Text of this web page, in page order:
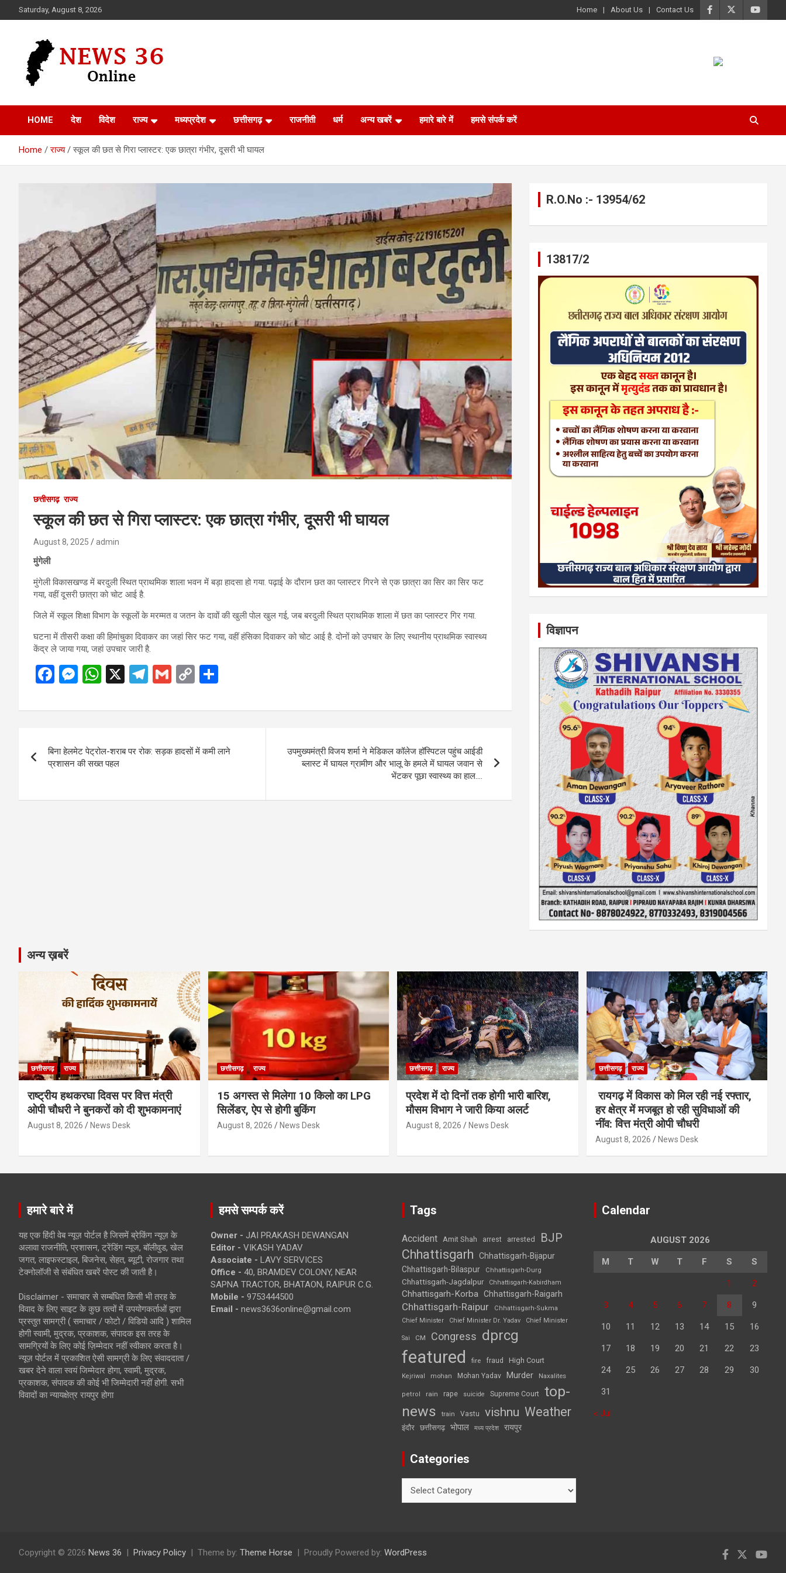
to
Saturday, August 8, 2026 Home About Us Contact Us
News 36
HOME देश विदेश राज्य मध्यप्रदेश छत्तीसगढ़ राजनीती धर्म अन्य खबरें हमारे बारे में हमसे संपर्क करें
Home राज्य स्कूल की छत से गिरा प्लास्टर: एक छात्रा गंभीर, दूसरी भी घायल
छत्तीसगढ़ राज्य
स्कूल की छत से गिरा प्लास्टर: एक छात्रा गंभीर, दूसरी भी घायल
August 8, 2025 admin
मुंगेली
मुंगेली विकासखण्ड में बरदुली स्थित प्राथमिक शाला भवन में बड़ा हादसा हो गया. पढ़ाई के दौरान छत का प्लास्टर गिरने से एक छात्रा का सिर का सिर फट
गया, वहीं दूसरी छात्रा को चोट आई है.
जिले में स्कूल शिक्षा विभाग के स्कूलों के मरम्मत व जतन के दावों की खुली पोल खुल गई, जब बरदुली स्थित प्राथमिक शाला में छत का प्लास्टर गिर गया.
घटना में तीसरी कक्षा की हिमांचुका दिवाकर का जहां सिर फट गया, वहीं हंसिका दिवाकर को चोट आई है. दोनों को उपचार के लिए स्थानीय प्राथमिक स्वास्थ्य
केंद्र ले जाया गया, जहां उपचार जारी है.
F
ce
o
o
M
se
g
er
W
at
A
p
X
T
e
a
G
ail
C
py
n
ar
navigation
बिना हेलमेट पेट्रोल-शराब पर रोक: सड़क हादसों में कमी लाने
प्रशासन की सख्त पहल
उपमुख्यमंत्री विजय शर्मा ने मेडिकल कॉलेज हॉस्पिटल पहुंच आईडी
ब्लास्ट में घायल ग्रामीण और भालू के हमले में घायल जवान से
भेंटकर पूछा स्वास्थ्य का हाल….
R.O.No :- 13954/62
13817/2
विज्ञापन
अन्य ख़बरें
छत्तीसगढ़ राज्य
राष्ट्रीय हथकरघा दिवस पर वित्त मंत्री
ओपी चौधरी ने बुनकरों को दी शुभकामनाएं
August 8, 2026 News Desk
छत्तीसगढ़ राज्य
15 अगस्त से मिलेगा 10 किलो का LPG
सिलेंडर, ऐप से होगी बुकिंग
August 8, 2026 News Desk
छत्तीसगढ़ राज्य
प्रदेश में दो दिनों तक होगी भारी बारिश,
मौसम विभाग ने जारी किया अलर्ट
August 8, 2026 News Desk
छत्तीसगढ़ राज्य
रायगढ़ में विकास को मिल रही नई रफ्तार,
हर क्षेत्र में मजबूत हो रही सुविधाओं की
नींव: वित्त मंत्री ओपी चौधरी
August 8, 2026 News Desk
हमारे बारे में
यह एक हिंदी वेब न्यूज़ पोर्टल है जिसमें ब्रेकिंग न्यूज़ के
अलावा राजनीति, प्रशासन, ट्रेंडिंग न्यूज, बॉलीवुड, खेल
जगत, लाइफस्टाइल, बिजनेस, सेहत, ब्यूटी, रोजगार तथा
टेक्नोलॉजी से संबंधित खबरें पोस्ट की जाती है।
Disclaimer - समाचार से सम्बंधित किसी भी तरह के
विवाद के लिए साइट के कुछ तत्वों में उपयोगकर्ताओं द्वारा
प्रस्तुत सामग्री ( समाचार / फोटो / विडियो आदि ) शामिल
होगी स्वामी, मुद्रक, प्रकाशक, संपादक इस तरह के
सामग्रियों के लिए कोई ज़िम्मेदार नहीं स्वीकार करता है।
न्यूज़ पोर्टल में प्रकाशित ऐसी सामग्री के लिए संवाददाता /
खबर देने वाला स्वयं जिम्मेदार होगा, स्वामी, मुद्रक,
प्रकाशक, संपादक की कोई भी जिम्मेदारी नहीं होगी. सभी
विवादों का न्यायक्षेत्र रायपुर होगा
हमसे सम्पर्क करें
Owner - JAI PRAKASH DEWANGAN
Editor - VIKASH YADAV
Associate - LAVY SERVICES
Office - 40, BRAMDEV COLONY, NEAR
SAPNA TRACTOR, BHATAON, RAIPUR C.G.
Mobile - 9753444500
Email - news3636online@gmail.com
Tags
Accident Amit Shah arrest arrested BJP
Chhattisgarh
Chhattisgarh-Bijapur
Chhattisgarh-Bilaspur
Chhattisgarh-Durg
Chhattisgarh-Jagdalpur Chhattisgarh-Kabirdham
Chhattisgarh-Korba Chhattisgarh-Raigarh
Chhattisgarh-Raipur
Chhattisgarh-Sukma
Chief Minister
Chief Minister Dr. Yadav Chief Minister
Sai CM Congress dprcg
featured fire fraud High Court
Kejriwal mohan Mohan Yadav Murder Naxalites
petrol rain rape suicide Supreme Court top-
news
train Vastu vishnu Weather
इंदौर छत्तीसगढ़ भोपाल मध्य प्रदेश रायपुर
Categories
Calendar
AUGUST 2026
M T W T F S S
1 2
3 4 5 6 7 8 9
10 11 12 13 14 15 16
17 18 19 20 21 22 23
24 25 26 27 28 29 30
31
« Jul
Copyright © 2026 News 36 Privacy Policy Theme by: Theme Horse Proudly Powered by: WordPress